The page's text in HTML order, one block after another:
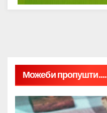
Можеби пропушти....